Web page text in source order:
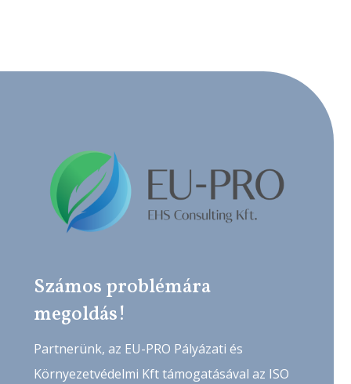
Számos problémára
megoldás!
Partnerünk, az EU-PRO Pályázati és
Környezetvédelmi Kft támogatásával az ISO